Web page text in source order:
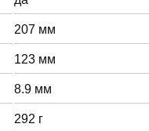
207 мм
123 мм
8.9 мм
292 г